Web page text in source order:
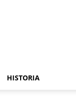
HISTORIA